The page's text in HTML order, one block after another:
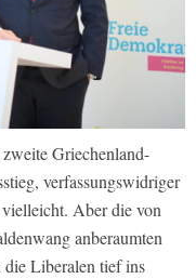
Griechenland-
verfassungswidriger
Aber die von
anberaumten
die Liberalen tief ins